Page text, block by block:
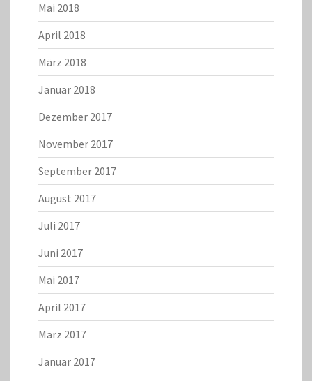
Mai 2018
April 2018
März 2018
Januar 2018
Dezember 2017
November 2017
September 2017
August 2017
Juli 2017
Juni 2017
Mai 2017
April 2017
März 2017
Januar 2017